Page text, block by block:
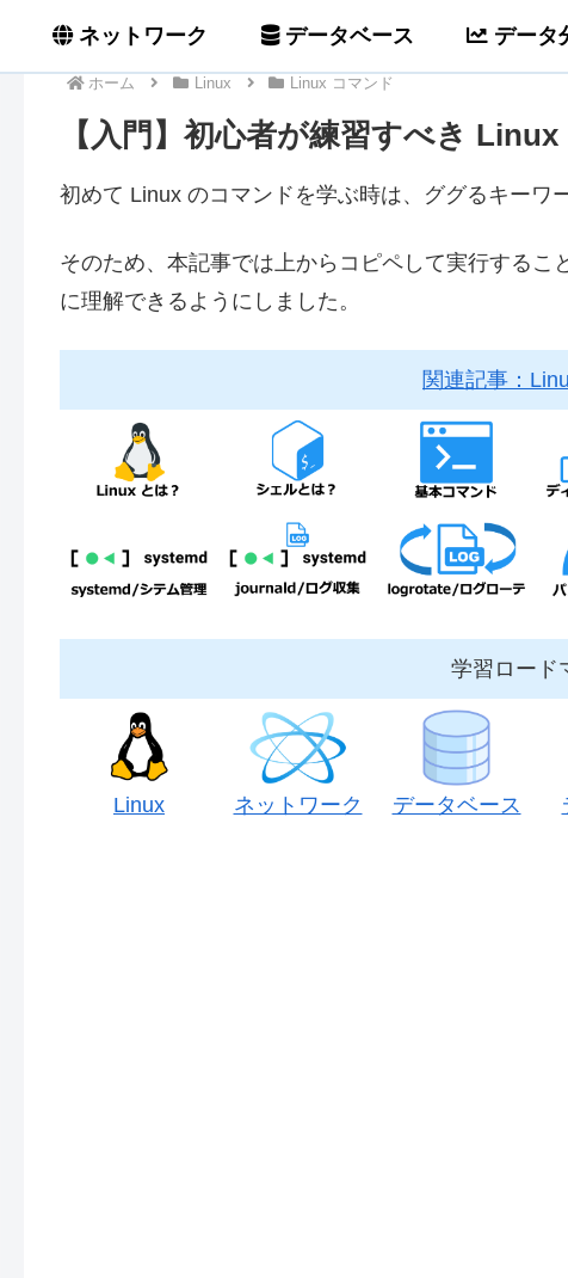
ネットワーク データベース データ
ホーム Linux Linux コマンド
【入門】初心者が練習すべき
初めて Linux のコマンドを学ぶ時は、ググるキーワ
そのため、本記事では上からコピペして実行する
に理解できるようにしました。
関連記事：
学習ロード
Linux ネットワーク データベース